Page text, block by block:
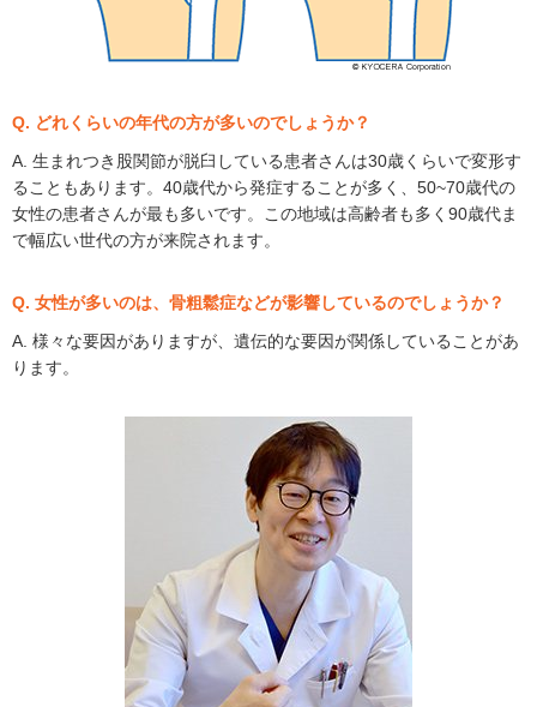
Q. どれくらいの年代の方が多いのでしょうか？
A. 生まれつき股関節が脱臼している患者さんは30歳くらいで変形す
ることもあります。40歳代から発症することが多く、50~70歳代の
女性の患者さんが最も多いです。この地域は高齢者も多く90歳代ま
で幅広い世代の方が来院されます。
Q. 女性が多いのは、骨粗鬆症などが影響しているのでしょうか？
A. 様々な要因がありますが、遺伝的な要因が関係していることがあ
ります。